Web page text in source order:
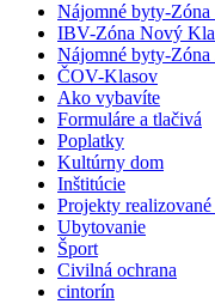
Nájomné byty-Zóna
IBV-Zóna Nový
Nájomné byty-Zóna
ČOV-Klasov
Ako vybavíte
Formuláre a tlačivá
Poplatky
Kultúrny dom
Inštitúcie
Projekty
Ubytovanie
Šport
Civilná ochrana
cintorín